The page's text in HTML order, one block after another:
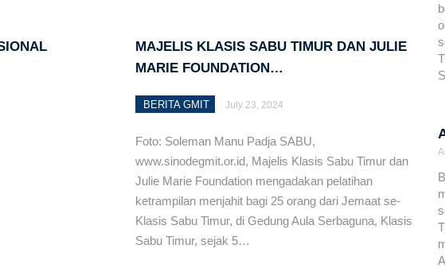
API INJIL, MERAWAT TUBUH KRISTUS
Sinode GMIT Gelar Rakor Evaluasi Pelayanan Semester I Tahun 2026 di
Mandiri, GMIT Jemaat Kharisma Penfui Gelar Pentahbisan Gedung
dan Perhadapan Pendeta
MAJELIS KLASIS SABU TIMUR DAN JULIE
MARIE FOUNDATION…
BERITA GMIT July 23, 2024
Foto: Soleman Manu Padja SABU,
www.sinodegmit.or.id, Majelis Klasis Sabu Timur dan
Julie Marie Foundation mengadakan pelatihan
ketrampilan menjahit bagi 25 orang dari Jemaat se-
Klasis Sabu Timur, di Gedung Aula Serbaguna, Klasis
Sabu Timur, sejak 5…